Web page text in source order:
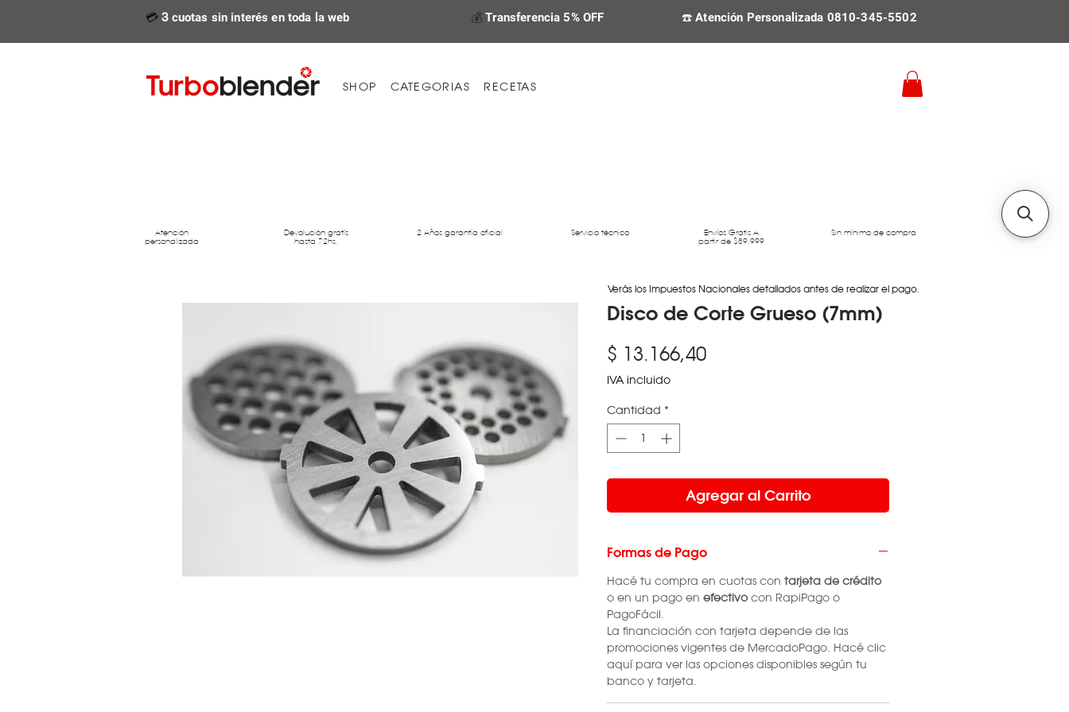
💳 3 cuotas sin interés en toda la web 💰Transferencia 5% OFF ☎️ Atención Personalizada 0810-345-5502
SHOP CATEGORIAS RECETAS
Atención
personalizada
Devolución gratís
hasta 72hs.
2 Años garantía oficial Servicio técnico
Envíos Gratis A
partir de $89.999
Sin mínimo de compra
Disco de Corte Grueso (7mm)
$ 13.166,40Precio
IVA incluido
Cantidad *
Agregar al Carrito
Formas de Pago
Hacé tu compra en cuotas con tarjeta de crédito
o en un pago en efectivo con RapiPago o
PagoFácil.
La financiación con tarjeta depende de las
promociones vigentes de MercadoPago. Hacé clic
aquí para ver las opciones disponibles según tu
banco y tarjeta.
Verás los Impuestos Nacionales detallados antes de realizar el pago.